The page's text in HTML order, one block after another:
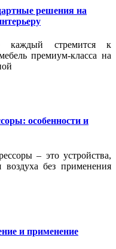
решения на
каждый стремится к
премиум-класса на
особенности и
– это устройства,
воздуха без применения
и применение